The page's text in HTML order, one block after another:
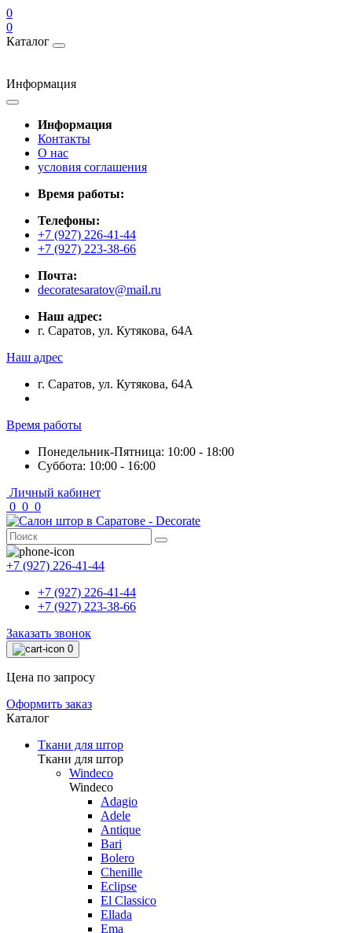
0
0
Каталог
Информация
Информация
Контакты
О нас
условия соглашения
Время работы:
Телефоны:
+7 (927) 226-41-44
+7 (927) 223-38-66
Почта:
decoratesaratov@mail.ru
Наш адрес:
г. Саратов, ул. Кутякова, 64А
Наш адрес
г. Саратов, ул. Кутякова, 64А
Время работы
Понедельник-Пятница: 10:00 - 18:00
Суббота: 10:00 - 16:00
Личный кабинет
0 0 0
+7 (927) 226-41-44
+7 (927) 226-41-44
+7 (927) 223-38-66
Заказать звонок
0
Цена по запросу
Оформить заказ
Каталог
Ткани для штор
Ткани для штор
Windeco
Windeco
Adagio
Adele
Antique
Bari
Bolero
Chenille
Eclipse
El Classico
Ellada
Ema